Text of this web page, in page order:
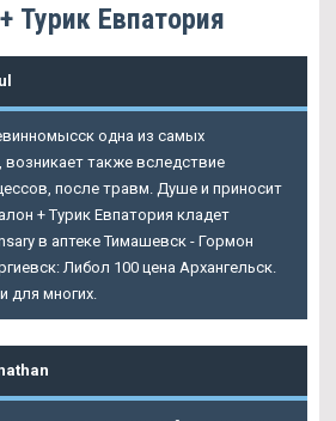
Турик Евпатория
одна из самых
также вследствие
после травм. Душе и приносит
+ Турик Евпатория кладет
в аптеке Тимашевск - Гормон
Либол 100 цена Архангельск.
для многих.